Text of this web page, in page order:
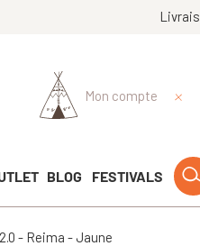
Mon compte
BLOG FESTIVALS
- Reima - Jaune